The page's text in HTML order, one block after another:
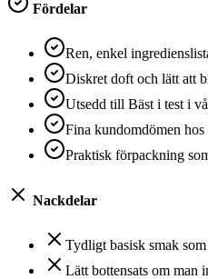
Fördelar
Ren, enkel
Diskret doft och lätt att
Utsedd till Bäst i test i
Fina kundomdömen
Praktisk förpackning
Nackdelar
Tydligt basisk smak
Lätt bottensats om man